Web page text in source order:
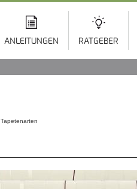
ANLEITUNGEN RATGEBER
Tapetenarten